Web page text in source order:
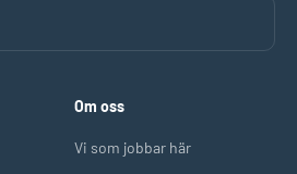
Om oss
Vi som jobbar här